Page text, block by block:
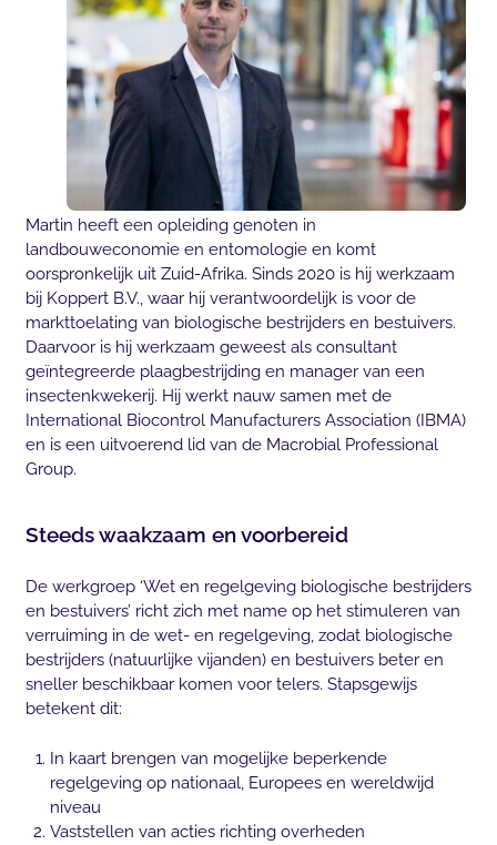
Martin heeft een opleiding genoten in
landbouweconomie en entomologie en komt
oorspronkelijk uit Zuid-Afrika. Sinds 2020 is hij werkzaam
bij Koppert B.V., waar hij verantwoordelijk is voor de
markttoelating van biologische bestrijders en bestuivers.
Daarvoor is hij werkzaam geweest als consultant
geïntegreerde plaagbestrijding en manager van een
insectenkwekerij. Hij werkt nauw samen met de
International Biocontrol Manufacturers Association (IBMA)
en is een uitvoerend lid van de Macrobial Professional
Group.
Steeds waakzaam en voorbereid
De werkgroep ‘Wet en regelgeving biologische bestrijders
en bestuivers’ richt zich met name op het stimuleren van
verruiming in de wet- en regelgeving, zodat biologische
bestrijders (natuurlijke vijanden) en bestuivers beter en
sneller beschikbaar komen voor telers. Stapsgewijs
betekent dit:
In kaart brengen van mogelijke beperkende
regelgeving op nationaal, Europees en wereldwijd
niveau
Vaststellen van acties richting overheden